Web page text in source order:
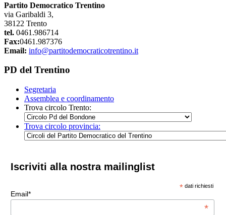
Partito Democratico Trentino
via Garibaldi 3,
38122 Trento
tel. 0461.986714
Fax:0461.987376
Email: info@partitodemocraticotrentino.it
PD del Trentino
Segretaria
Assemblea e coordinamento
Trova circolo Trento:
Trova circolo provincia:
Iscriviti alla nostra mailinglist
* dati richiesti
Email*
*